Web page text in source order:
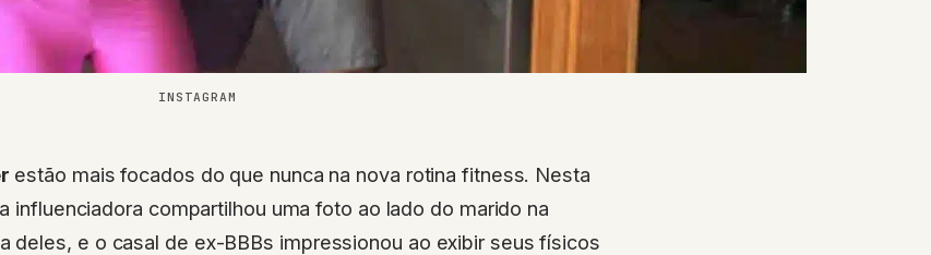
INSTAGRAM
estão mais focados do que nunca na nova rotina fitness. Nesta
influenciadora compartilhou uma foto ao lado do marido na
deles, e o casal de ex-BBBs impressionou ao exibir seus físicos